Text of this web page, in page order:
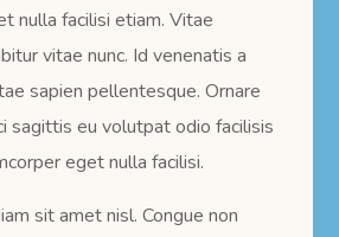
nulla facilisi etiam. Vitae
vitae nunc. Id venenatis a
sapien pellentesque. Ornare
sagittis eu volutpat odio facilisis
eget nulla facilisi.
sit amet nisl. Congue non